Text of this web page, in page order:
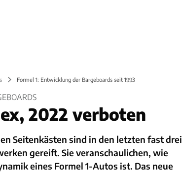
Formel 1: Entwicklung der Bargeboards seit 1993
2022 verboten
Seitenkästen sind in den letzten fast drei
gereift. Sie veranschaulichen, wie
eines Formel 1-Autos ist. Das neue